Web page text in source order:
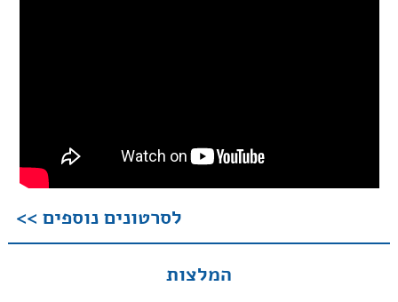
לסרטונים נוספים >>
המלצות